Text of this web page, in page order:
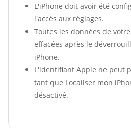
L'iPhone doit avoir été
l'accès aux réglages.
Toutes les données de
effacées après le
iPhone.
L'identifiant Apple ne peut
tant que Localiser mon
désactivé.